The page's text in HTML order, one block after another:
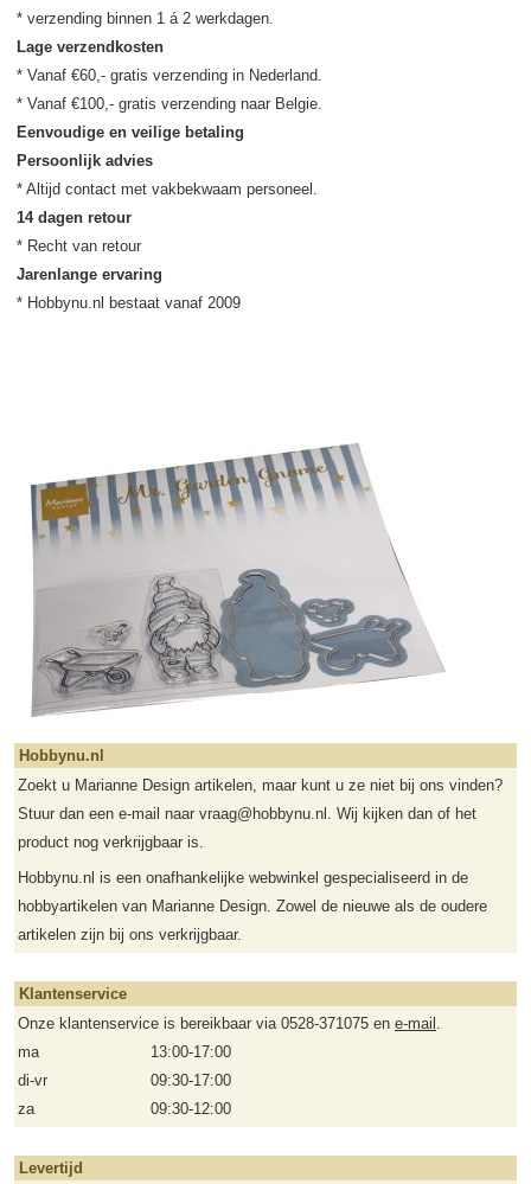
Lage verzendkosten
* Vanaf €60,- gratis verzending in Nederland.
Eenvoudige en veilige betaling
Persoonlijk advies
14 dagen retour
Jarenlange ervaring
* Hobbynu.nl bestaat vanaf 2009
Hobbynu.nl
Zoekt u Marianne Design artikelen, maar kunt u ze niet bij ons vinden?
Stuur dan een e-mail naar vraag@hobbynu.nl. Wij kijken dan of het
product nog verkrijgbaar is.
Hobbynu.nl is een onafhankelijke webwinkel gespecialiseerd in de
hobbyartikelen van Marianne Design. Zowel de nieuwe als de oudere
artikelen zijn bij ons verkrijgbaar.
Klantenservice
Onze klantenservice is bereikbaar via 0528-371075 en e-mail .
ma
13:00-17:00
di-vr
09:30-17:00
za
09:30-12:00
Levertijd